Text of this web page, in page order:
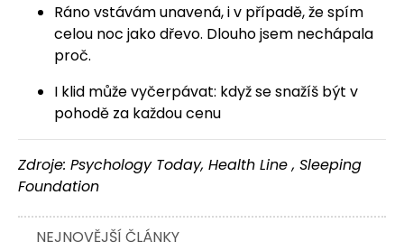
Ráno vstávám unavená, i v případě, že spím
celou noc jako dřevo. Dlouho jsem nechápala
proč.
I klid může vyčerpávat: když se snažíš být v
pohodě za každou cenu
Zdroje: Psychology Today, Health Line , Sleeping
Foundation
NEJNOVĚJŠÍ ČLÁNKY